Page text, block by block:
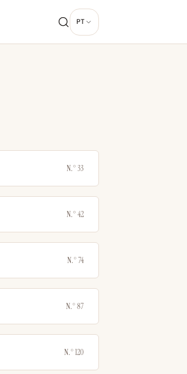
PT
N.° 33
N.° 42
N.° 74
N.° 87
N.° 120